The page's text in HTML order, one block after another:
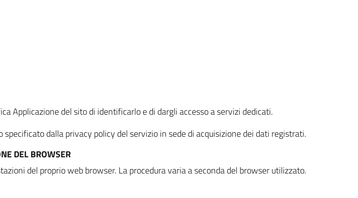
Applicazione del sito di identificarlo e di dargli accesso a servizi dedicati.
dalla privacy policy del servizio in sede di acquisizione dei dati registrati.
DEL BROWSER
del proprio web browser. La procedura varia a seconda del browser utilizzato.